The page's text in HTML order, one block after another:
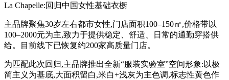
La Chapelle:回归中国女性基础衣橱
主品牌聚焦30岁左右都市女性,门店面积100–150㎡,价格带以
100–2000元为主,致力于提供稳定、舒适、日常的通勤穿搭供
给。目前线下已恢复约200家高质量门店。
为匹配此次回归,主品牌推出全新“服装实验室”空间形象:以极
简主义为基底,大面积留白,米白+浅灰为主色调,标志性黄色作